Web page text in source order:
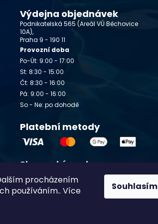
procházením
používáním.. Více
Souhlasím
Výdejna objednávek
Podnikatelská 565 (Areál VÚ Běchovice
10A),
Praha 9 - 190 11
Provozní doba
Po-Út: 9:00 - 17:00
St: 8:30 - 15:00
Čt: 8:30 - 16:00
Pá: 9:00 - 16:00
So - Ne: po dohodě
Platební metody
Slovenský e-shop
Chlorito.sk